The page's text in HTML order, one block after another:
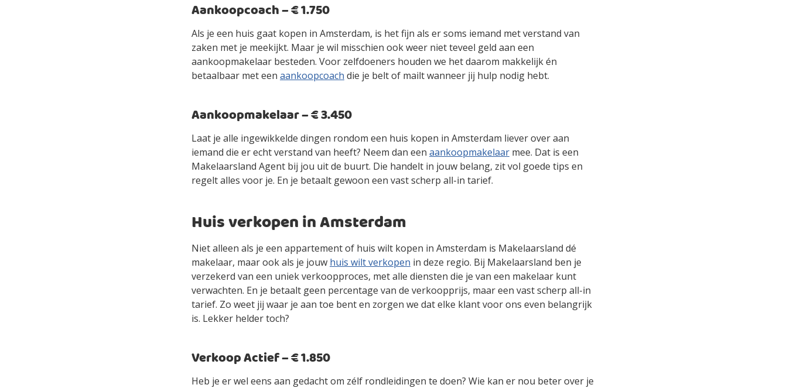
Aankoopcoach – € 1.750
Als je een huis gaat kopen in Amsterdam, is het fijn als er soms iemand met verstand van
zaken met je meekijkt. Maar je wil misschien ook weer niet teveel geld aan een
aankoopmakelaar besteden. Voor zelfdoeners houden we het daarom makkelijk én
betaalbaar met een aankoopcoach die je belt of mailt wanneer jij hulp nodig hebt.
Aankoopmakelaar – € 3.450
Laat je alle ingewikkelde dingen rondom een huis kopen in Amsterdam liever over aan
iemand die er echt verstand van heeft? Neem dan een aankoopmakelaar mee. Dat is een
Makelaarsland Agent bij jou uit de buurt. Die handelt in jouw belang, zit vol goede tips en
regelt alles voor je. En je betaalt gewoon een vast scherp all-in tarief.
Huis verkopen in Amsterdam
Niet alleen als je een appartement of huis wilt kopen in Amsterdam is Makelaarsland dé
makelaar, maar ook als je jouw huis wilt verkopen in deze regio. Bij Makelaarsland ben je
verzekerd van een uniek verkoopproces, met alle diensten die je van een makelaar kunt
verwachten. En je betaalt geen percentage van de verkoopprijs, maar een vast scherp all-in
tarief. Zo weet jij waar je aan toe bent en zorgen we dat elke klant voor ons even belangrijk
is. Lekker helder toch?
Verkoop Actief – € 1.850
Heb je er wel eens aan gedacht om zélf rondleidingen te doen? Wie kan er nou beter over je